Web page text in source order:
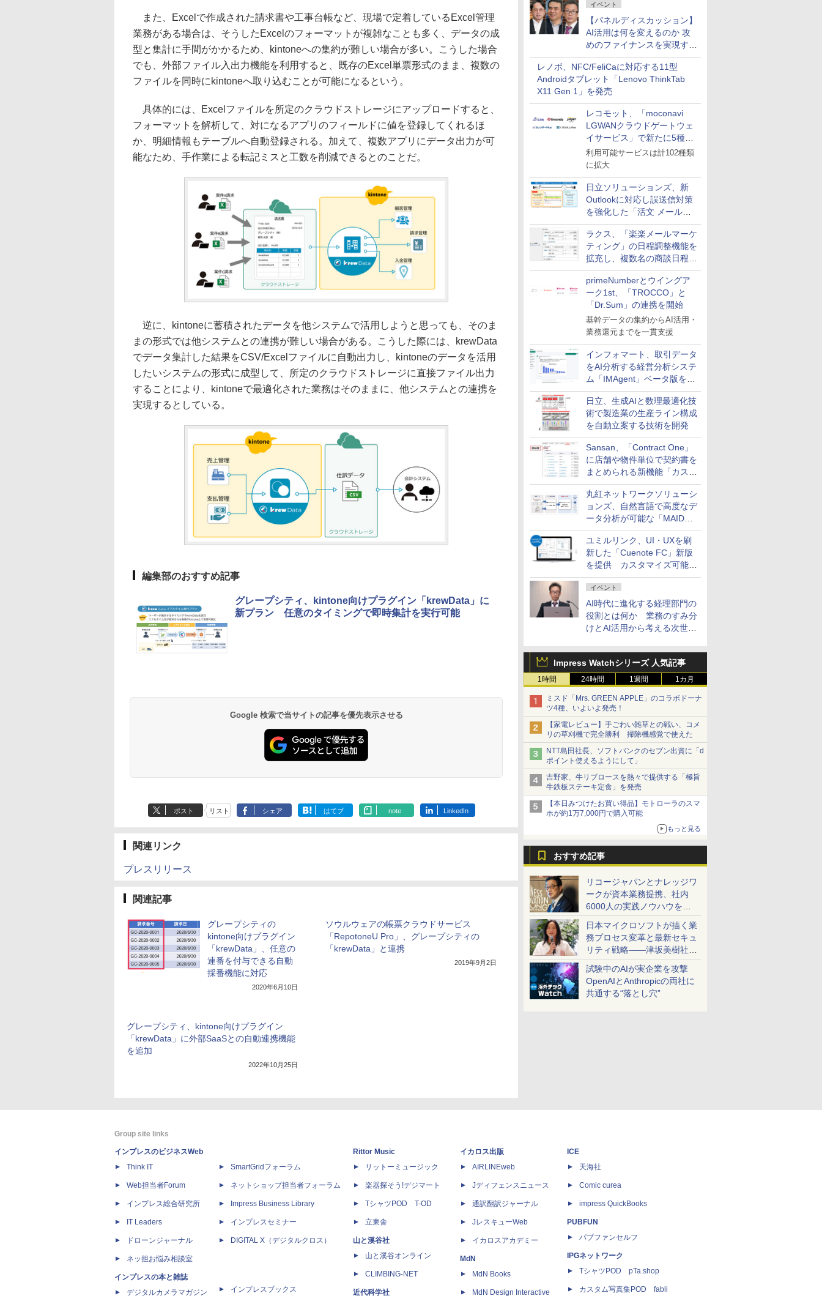
イベント
【パネルディスカッション】
AI活用は何を変えるのか 攻
めのファイナンスを実現する
業務設計とマインドセット変
革
レノボ、NFC/FeliCaに対応する11型
Androidタブレット「Lenovo ThinkTab
X11 Gen 1」を発売
レコモット、「moconavi
LGWANクラウドゲートウェ
イサービス」で新たに5種類
のサービスと連携開始
利用可能サービスは計102種類
に拡大
日立ソリューションズ、新
Outlookに対応し誤送信対策
を強化した「活文 メール誤
送信防止アドインサービス」
を提供
ラクス、「楽楽メールマーケ
ティング」の日程調整機能を
拡充し、複数名の商談日程調
整を効率化
primeNumberとウイングア
ーク1st、「TROCCO」と
「Dr.Sum」の連携を開始
基幹データの集約からAI活用・
業務還元までを一貫支援
インフォマート、取引データ
をAI分析する経営分析システ
ム「IMAgent」ベータ版を提
供
日立、生成AIと数理最適化技
術で製造業の生産ライン構成
を自動立案する技術を開発
Sansan、「Contract One」
に店舗や物件単位で契約書を
まとめられる新機能「カスタ
ム契約ツリー」を追加
丸紅ネットワークソリューシ
ョンズ、自然言語で高度なデ
ータ分析が可能な「MAIDOA
AI ASSIST」を9月より提供
ユミルリンク、UI・UXを刷
新した「Cuenote FC」新版
を提供 カスタマイズ可能な
ダッシュボード画面を搭載
イベント
AI時代に進化する経理部門の
役割とは何か 業務のすみ分
けとAI活用から考える次世代
Impress Watchシリーズ 人気記事
1時間 24時間 1週間 1カ月
ミスド「Mrs. GREEN APPLE」のコラボドーナ
ツ4種、いよいよ発売！
【家電レビュー】手ごわい雑草との戦い、コメ
リの草刈機で完全勝利 掃除機感覚で使えた
NTT島田社長、ソフトバンクのセブン出資に「d
ポイント使えるようにして」
吉野家、牛リブロースを熱々で提供する「極旨
牛鉄板ステーキ定食」を発売
【本日みつけたお買い得品】モトローラのスマ
ホが約1万7,000円で購入可能
もっと見る
おすすめ記事
リコージャパンとナレッジワ
ークが資本業務提携、社内
6000人の実践ノウハウを生
かした「AI商談記録 for
RICOH」を展開へ
日本マイクロソフトが描く業
務プロセス変革と最新セキュ
リティ戦略――津坂美樹社長
が2027年度戦略を説明
試験中のAIが実企業を攻撃
OpenAIとAnthropicの両社に
共通する“落とし穴”
また、Excelで作成された請求書や工事台帳など、現場で定着しているExcel管理
業務がある場合は、そうしたExcelのフォーマットが複雑なことも多く、データの成
型と集計に手間がかかるため、kintoneへの集約が難しい場合が多い。こうした場合
でも、外部ファイル入出力機能を利用すると、既存のExcel単票形式のまま、複数の
ファイルを同時にkintoneへ取り込むことが可能になるという。
具体的には、Excelファイルを所定のクラウドストレージにアップロードすると、
フォーマットを解析して、対になるアプリのフィールドに値を登録してくれるほ
か、明細情報もテーブルへ自動登録される。加えて、複数アプリにデータ出力が可
能なため、手作業による転記ミスと工数を削減できるとのことだ。
逆に、kintoneに蓄積されたデータを他システムで活用しようと思っても、そのま
まの形式では他システムとの連携が難しい場合がある。こうした際には、krewData
でデータ集計した結果をCSV/Excelファイルに自動出力し、kintoneのデータを活用
したいシステムの形式に成型して、所定のクラウドストレージに直接ファイル出力
することにより、kintoneで最適化された業務はそのままに、他システムとの連携を
実現するとしている。
編集部のおすすめ記事
グレープシティ、kintone向けプラグイン「krewData」に
新プラン 任意のタイミングで即時集計を実行可能
Google 検索で当サイトの記事を優先表示させる
ポスト リスト シェア はてブ note LinkedIn
関連リンク
プレスリリース
関連記事
グレープシティの
kintone向けプラグイン
「krewData」、任意の
連番を付与できる自動
採番機能に対応
2020年6月10日
ソウルウェアの帳票クラウドサービス
「RepotoneU Pro」、グレープシティの
「krewData」と連携
2019年9月2日
グレープシティ、kintone向けプラグイン
「krewData」に外部SaaSとの自動連携機能
を追加
2022年10月25日
Group site links
インプレスのビジネスWeb
Think IT
Web担当者Forum
インプレス総合研究所
IT Leaders
ドローンジャーナル
ネッ担お悩み相談室
インプレスの本と雑誌
デジタルカメラマガジン
SmartGridフォーラム
ネットショップ担当者フォーラム
Impress Business Library
インプレスセミナー
DIGITAL X（デジタルクロス）
インプレスブックス
Rittor Music
リットーミュージック
楽器探そう!デジマート
TシャツPOD T-OD
立東舎
山と溪谷社
山と溪谷オンライン
CLIMBING-NET
近代科学社
イカロス出版
AIRLINEweb
Jディフェンスニュース
通訳翻訳ジャーナル
JレスキューWeb
イカロスアカデミー
MdN
MdN Books
MdN Design Interactive
ICE
天海社
Comic curea
impress QuickBooks
PUBFUN
パブファンセルフ
IPGネットワーク
TシャツPOD pTa.shop
カスタム写真集POD fabli